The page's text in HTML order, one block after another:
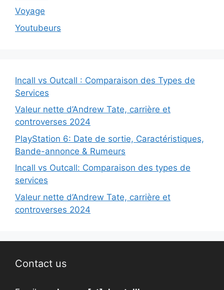
Voyage
Youtubeurs
Incall vs Outcall : Comparaison des Types de
Services
Valeur nette d’Andrew Tate, carrière et
controverses 2024
PlayStation 6: Date de sortie, Caractéristiques,
Bande-annonce & Rumeurs
Incall vs Outcall: Comparaison des types de
services
Valeur nette d’Andrew Tate, carrière et
controverses 2024
Contact us